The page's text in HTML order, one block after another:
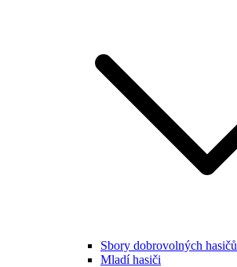
Sbory dobrovolných hasičů
Mladí hasiči